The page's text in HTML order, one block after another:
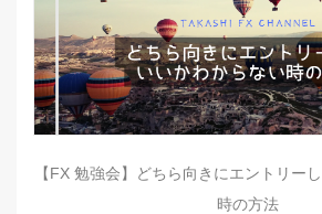
【FX 勉強会】どちら向きにエントリー
時の方法